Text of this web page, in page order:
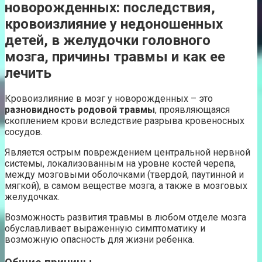
новорожденных: последствия,
кровоизлияние у недоношенных
детей, в желудочки головного
мозга, причины травмы и как ее
лечить
Кровоизлияние в мозг у новорожденных – это
разновидность родовой травмы, проявляющаяся
скоплением крови вследствие разрыва кровеносных
сосудов.
Является острым повреждением центральной нервной
системы, локализованным на уровне костей черепа,
между мозговыми оболочками (твердой, паутинной и
мягкой), в самом веществе мозга, а также в мозговых
желудочках.
Возможность развития травмы в любом отделе мозга
обуславливает выраженную симптоматику и
возможную опасность для жизни ребенка.